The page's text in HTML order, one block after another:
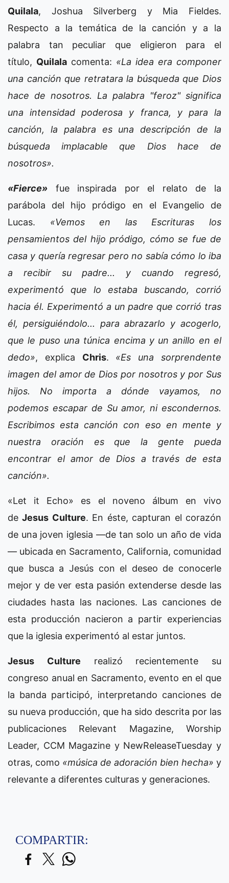
Quilala, Joshua Silverberg y Mia Fieldes.
Respecto a la temática de la canción y a la
palabra tan peculiar que eligieron para el
título, Quilala comenta: «La idea era componer
una canción que retratara la búsqueda que Dios
hace de nosotros. La palabra "feroz" significa
una intensidad poderosa y franca, y para la
canción, la palabra es una descripción de la
búsqueda implacable que Dios hace de
nosotros».
«Fierce» fue inspirada por el relato de la
parábola del hijo pródigo en el Evangelio de
Lucas. «Vemos en las Escrituras los
pensamientos del hijo pródigo, cómo se fue de
casa y quería regresar pero no sabía cómo lo iba
a recibir su padre... y cuando regresó,
experimentó que lo estaba buscando, corrió
hacia él. Experimentó a un padre que corrió tras
él, persiguiéndolo... para abrazarlo y acogerlo,
que le puso una túnica encima y un anillo en el
dedo», explica Chris. «Es una sorprendente
imagen del amor de Dios por nosotros y por Sus
hijos. No importa a dónde vayamos, no
podemos escapar de Su amor, ni escondernos.
Escribimos esta canción con eso en mente y
nuestra oración es que la gente pueda
encontrar el amor de Dios a través de esta
canción».
«Let it Echo» es el noveno álbum en vivo
deJesus Culture. En éste, capturan el corazón
de una joven iglesia —de tan solo un año de vida
— ubicada en Sacramento, California, comunidad
que busca a Jesús con el deseo de conocerle
mejor y de ver esta pasión extenderse desde las
ciudades hasta las naciones. Las canciones de
esta producción nacieron a partir experiencias
que la iglesia experimentó al estar juntos.
Jesus Culture realizó recientemente su
congreso anual en Sacramento, evento en el que
la banda participó, interpretando canciones de
su nueva producción, que ha sido descrita por las
publicaciones Relevant Magazine, Worship
Leader, CCM Magazine y NewReleaseTuesday y
otras, como «música de adoración bien hecha» y
relevante a diferentes culturas y generaciones.
COMPARTIR: